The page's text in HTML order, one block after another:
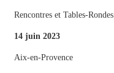
Rencontres et Tables-Rondes
14 juin 2023
Aix-en-Provence